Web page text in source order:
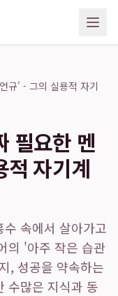
규' - 그의 실용적 자기
필요한 멘
자기계
속에서 살아가고
의 '아주 작은 습관
, 성공을 약속하는
수많은 지식과 동